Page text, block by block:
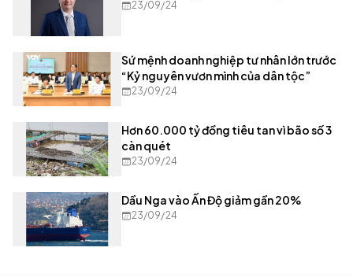
23/09/24
Sứ mệnh doanh nghiệp tư nhân lớn trước
“Kỷ nguyên vươn mình của dân tộc”
23/09/24
Hơn 60.000 tỷ đồng tiêu tan vì bão số 3
càn quét
23/09/24
Dầu Nga vào Ấn Độ giảm gần 20%
23/09/24